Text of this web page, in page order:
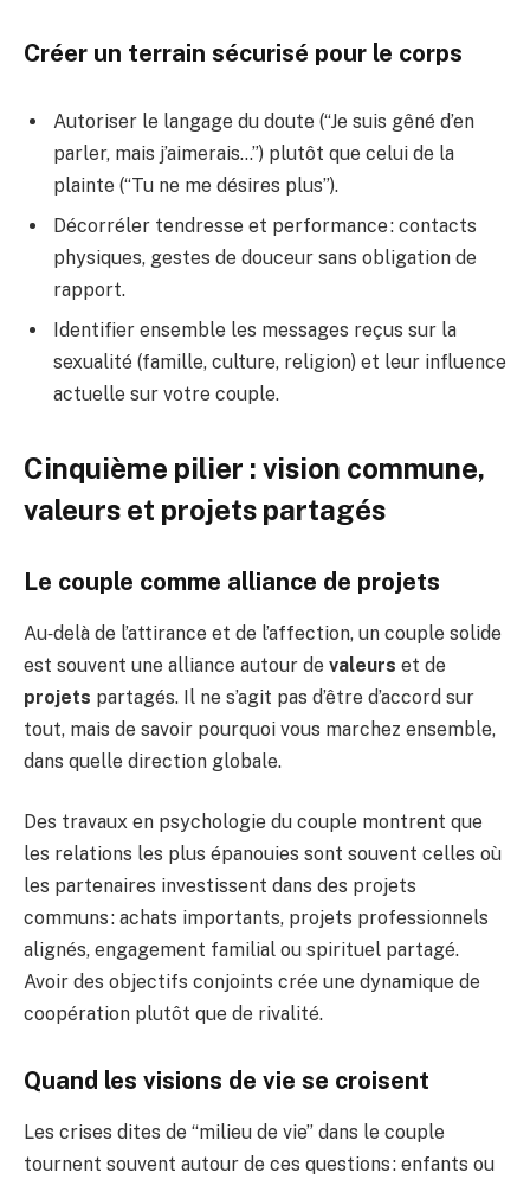
Créer un terrain sécurisé pour le corps
Autoriser le langage du doute (“Je suis gêné d’en
parler, mais j’aimerais…”) plutôt que celui de la
plainte (“Tu ne me désires plus”).
Décorréler tendresse et performance : contacts
physiques, gestes de douceur sans obligation de
rapport.
Identifier ensemble les messages reçus sur la
sexualité (famille, culture, religion) et leur influence
actuelle sur votre couple.
Cinquième pilier : vision commune,
valeurs et projets partagés
Le couple comme alliance de projets
Au‑delà de l’attirance et de l’affection, un couple solide
est souvent une alliance autour de valeurs et de
projets partagés. Il ne s’agit pas d’être d’accord sur
tout, mais de savoir pourquoi vous marchez ensemble,
dans quelle direction globale.
Des travaux en psychologie du couple montrent que
les relations les plus épanouies sont souvent celles où
les partenaires investissent dans des projets
communs : achats importants, projets professionnels
alignés, engagement familial ou spirituel partagé.
Avoir des objectifs conjoints crée une dynamique de
coopération plutôt que de rivalité.
Quand les visions de vie se croisent
Les crises dites de “milieu de vie” dans le couple
tournent souvent autour de ces questions : enfants ou